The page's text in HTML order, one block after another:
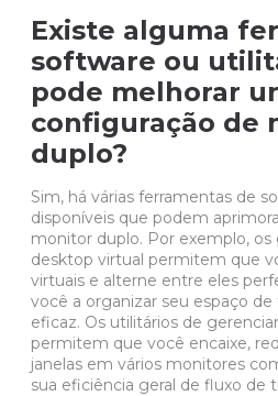
Existe alguma
software ou
pode melhorar
configuração de
duplo?
Sim, há várias ferramentas de
disponíveis que podem
monitor duplo. Por exemplo, os
desktop virtual permitem que
virtuais e alterne entre eles
você a organizar seu espaço
eficaz. Os utilitários de
permitem que você encaixe,
janelas em vários monitores
sua eficiência geral de fluxo de